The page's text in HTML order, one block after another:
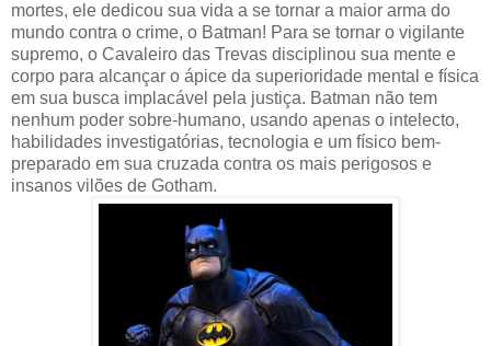
mortes, ele dedicou sua vida a se tornar a maior arma do
mundo contra o crime, o Batman! Para se tornar o vigilante
supremo, o Cavaleiro das Trevas disciplinou sua mente e
corpo para alcançar o ápice da superioridade mental e física
em sua busca implacável pela justiça. Batman não tem
nenhum poder sobre-humano, usando apenas o intelecto,
habilidades investigatórias, tecnologia e um físico bem-
preparado em sua cruzada contra os mais perigosos e
insanos vilões de Gotham.